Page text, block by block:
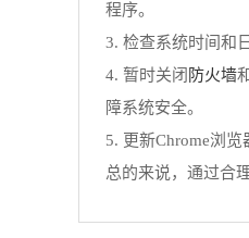
程序。
3. 检查系统时间和
4. 暂时关闭 防火墙
障系统安全。
5. 更新Chrome浏
总的来说，通过合